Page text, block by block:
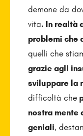
demone da
vita. In realtà
problemi che
quelli che
grazie agli
sviluppare la
difficoltà che
nostra mente
geniali,